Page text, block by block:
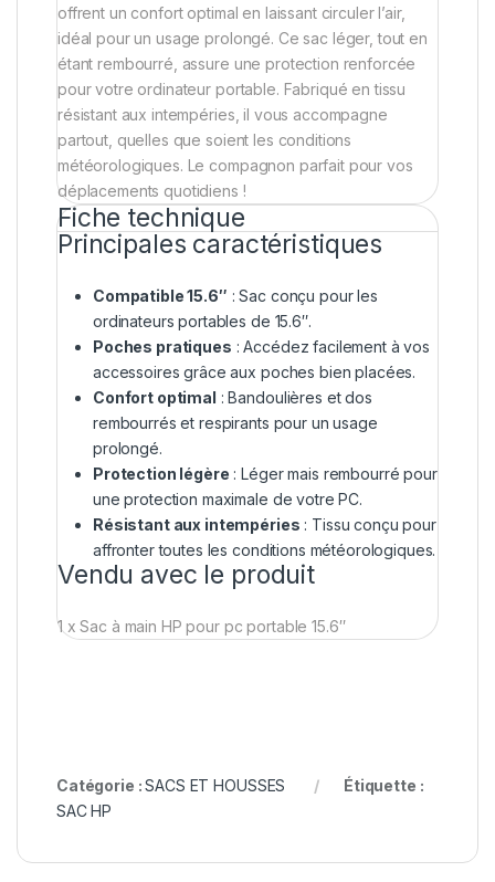
offrent un confort optimal en laissant circuler l’air,
idéal pour un usage prolongé. Ce sac léger, tout en
étant rembourré, assure une protection renforcée
pour votre ordinateur portable. Fabriqué en tissu
résistant aux intempéries, il vous accompagne
partout, quelles que soient les conditions
météorologiques. Le compagnon parfait pour vos
déplacements quotidiens !
Fiche technique
Principales caractéristiques
Compatible 15.6″ : Sac conçu pour les
ordinateurs portables de 15.6″.
Poches pratiques : Accédez facilement à vos
accessoires grâce aux poches bien placées.
Confort optimal : Bandoulières et dos
rembourrés et respirants pour un usage
prolongé.
Protection légère : Léger mais rembourré pour
une protection maximale de votre PC.
Résistant aux intempéries : Tissu conçu pour
affronter toutes les conditions météorologiques.
Vendu avec le produit
1 x Sac à main HP pour pc portable 15.6″
Catégorie :SACS ET HOUSSES
Étiquette :
SAC HP